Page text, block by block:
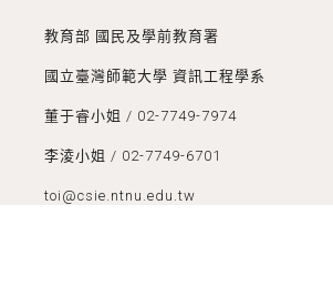
教育部 國民及學前教育署
國立臺灣師範大學 資訊工程學系
董于睿小姐 / 02-7749-7974
李淩小姐 / 02-7749-6701
toi@csie.ntnu.edu.tw